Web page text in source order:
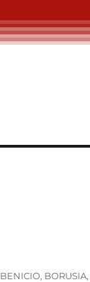
BENICIO, BORUSIA,